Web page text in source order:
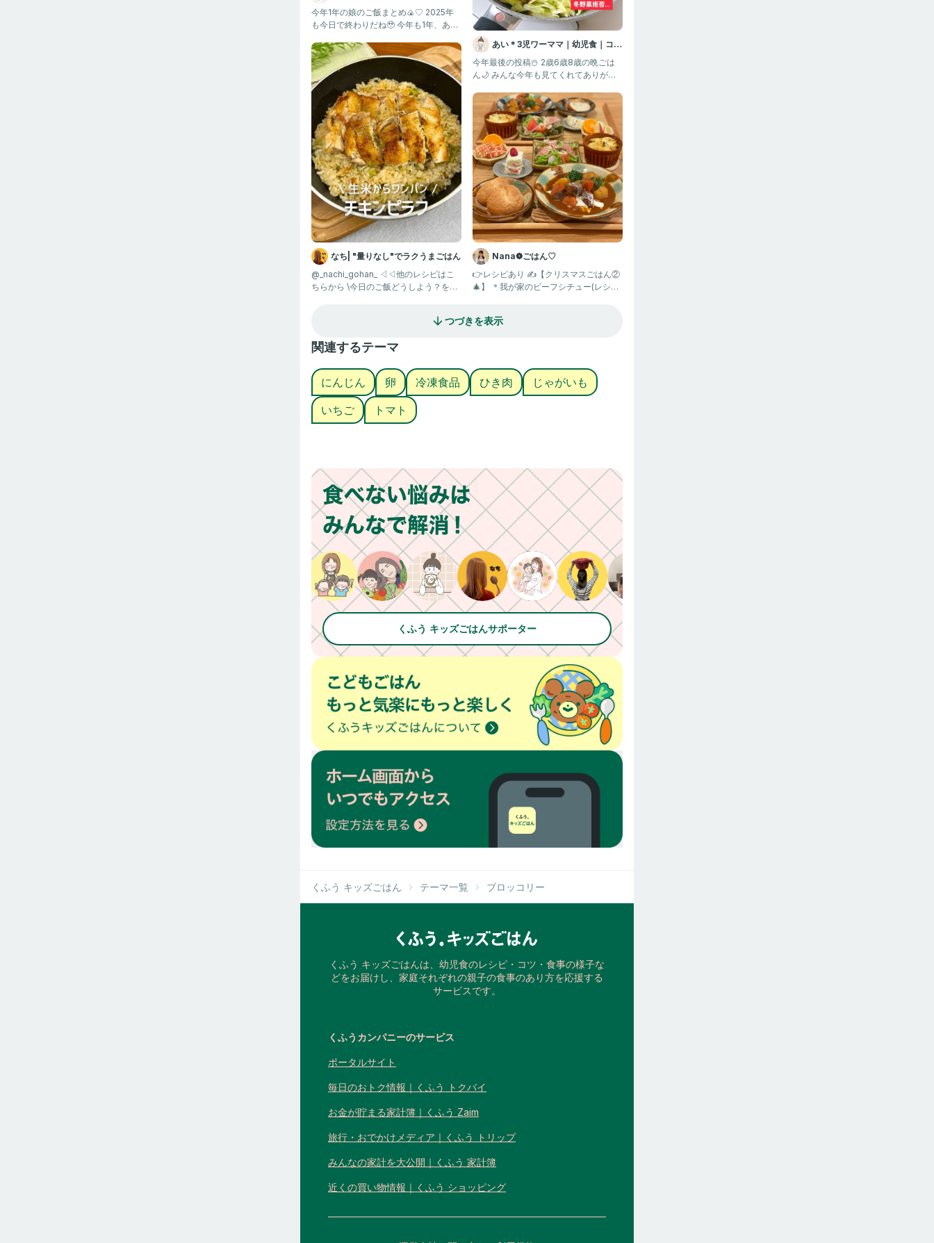
食 幼児食 | 簡単作りおき
今年1年の娘のご飯まとめ🍙♡ 2025年
も今日で終わりだね🥹 今年も1年、あり
なち| "量りなし"でラクうまごはん
@_nachi_gohan_ ◁◁他のレシピはこ
ちらから \今日のご飯どうしよう？を解
あい＊3児ワーママ｜幼児食｜コー
プ
今年最後の投稿☃️ 2歳6歳8歳の晩ごは
ん🌙 みんな今年も見てくれてありがと
Nana❁ごはん♡
👉レシピあり ✍️【クリスマスごはん②
🎄】 ＊我が家のビーフシチュー(レシピ
つづきを表示
関連するテーマ
にんじん 卵 冷凍食品 ひき肉
じゃがいも
いちご
トマト
くふう キッズごはんサポーター
くふう キッズごはん テーマ一覧 ブロッコリー
くふう キッズごはんは、幼児食のレシピ・コツ・食事の様子な
どをお届けし、家庭それぞれの親子の食事のあり方を応援する
サービスです。
くふうカンパニーのサービス
ポータルサイト
毎日のおトク情報｜くふう トクバイ
お金が貯まる家計簿｜くふう Zaim
旅行・おでかけメディア｜くふう トリップ
みんなの家計を大公開｜くふう 家計簿
近くの買い物情報｜くふう ショッピング